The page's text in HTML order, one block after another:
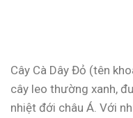
Cây Cà Dây Đỏ (tên
cây leo thường xanh,
nhiệt đới châu Á. Với